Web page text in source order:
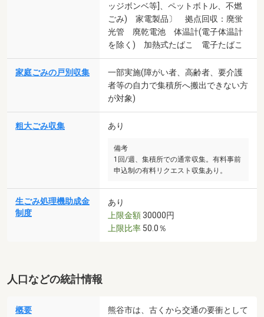
ッジボンベ等]、ペットボトル、不燃
ごみ) 家電製品〕 拠点回収：廃蛍
光管 廃乾電池 体温計(電子体温計
を除く) 加熱式たばこ 電子たばこ
家庭ごみの戸別収集
一部実施(障がい者、高齢者、要介護
者等の自力で集積所へ搬出できない方
が対象)
粗大ごみ収集 あり
備考
1回/週、集積所での通常収集。有料事前
申込制の有料リクエスト収集あり。
生ごみ処理機助成金
制度
あり
上限金額30000円
上限比率 50.0％
人口などの統計情報
概要
熊谷市は、古くから交通の要衝として